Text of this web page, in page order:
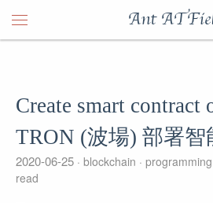
Ant
Create smart contract
TRON (波場) 部署智
2020-06-25 blockchain programming
read